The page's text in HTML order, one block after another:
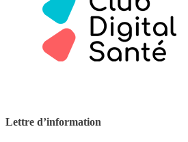
Lettre d’information